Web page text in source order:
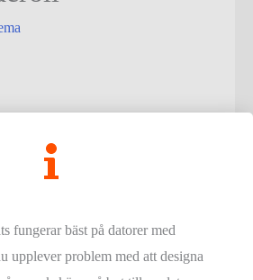
fungerar bäst på datorer med
upplever problem med att designa
- Alla rättigheter reserverade.